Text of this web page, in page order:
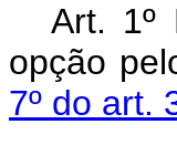
Art. 1º
opção
7º do art.